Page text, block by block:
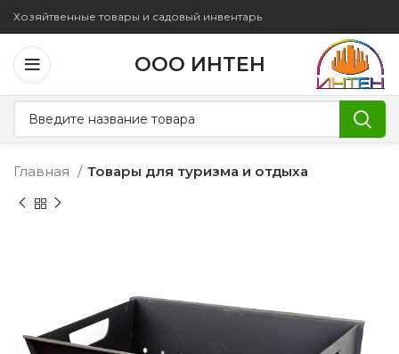
Хозяйтвенные товары и садовый инвентарь
ООО ИНТЕН
Главная Товары для туризма и отдыха